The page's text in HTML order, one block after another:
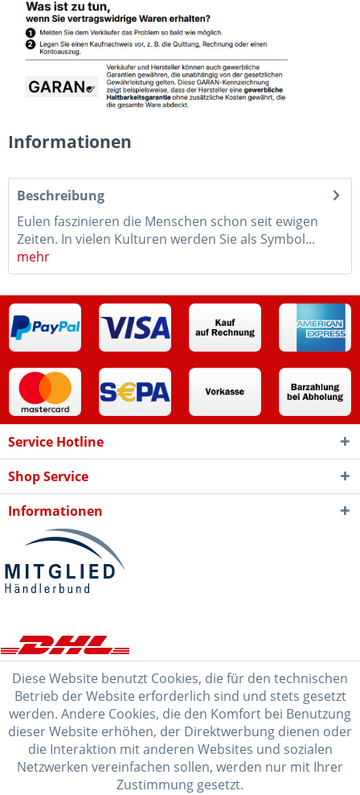
Informationen
Beschreibung
Eulen faszinieren die Menschen schon seit ewigen
Zeiten. In vielen Kulturen werden Sie als Symbol...
mehr
Service Hotline
Shop Service
Informationen
Diese Website benutzt Cookies, die für den technischen
Betrieb der Website erforderlich sind und stets gesetzt
werden. Andere Cookies, die den Komfort bei Benutzung
dieser Website erhöhen, der Direktwerbung dienen oder
die Interaktion mit anderen Websites und sozialen
Netzwerken vereinfachen sollen, werden nur mit Ihrer
Zustimmung gesetzt.